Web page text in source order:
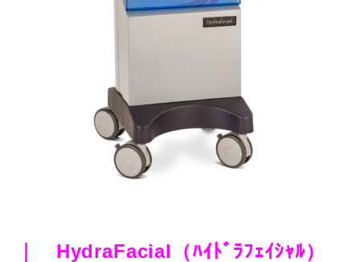
｜ HydraFacial（ﾊｲﾄﾞﾗﾌｪｲｼｬﾙ）